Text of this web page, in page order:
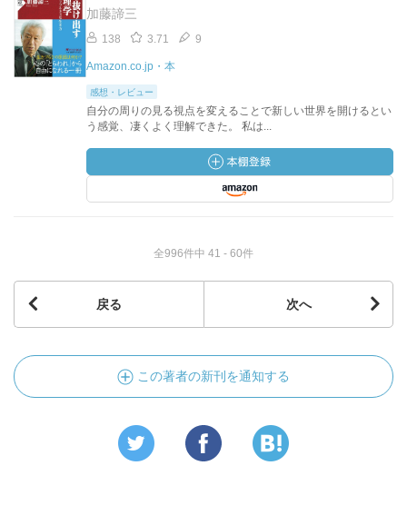
加藤諦三
138 3.71 9
Amazon.co.jp・本
感想・レビュー
自分の周りの見る視点を変えることで新しい世界を開けるとい
う感覚、凄くよく理解できた。 私は...
全996件中 41 - 60件
戻る 次へ
この著者の新刊を通知する